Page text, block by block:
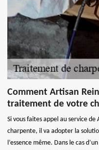
Comment Artisan
traitement de votre
Si vous faites appel au service
charpente, il va adopter la
l’essence même. Dans le cas